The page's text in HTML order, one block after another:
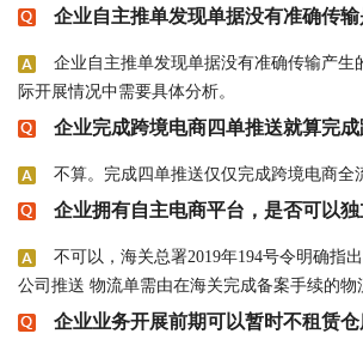
企业自主推单发现单据没有准确传
企业自主推单发现单据没有准确传输产
际开展情况中需要具体分析。
企业完成跨境电商四单推送就算完
不算。完成四单推送仅仅完成跨境电商
企业拥有自主电商平台，是否可以
不可以，海关总署2019年194号令明确指
公司推送 物流单需由在海关完成备案手续的物
企业业务开展前期可以暂时不租赁